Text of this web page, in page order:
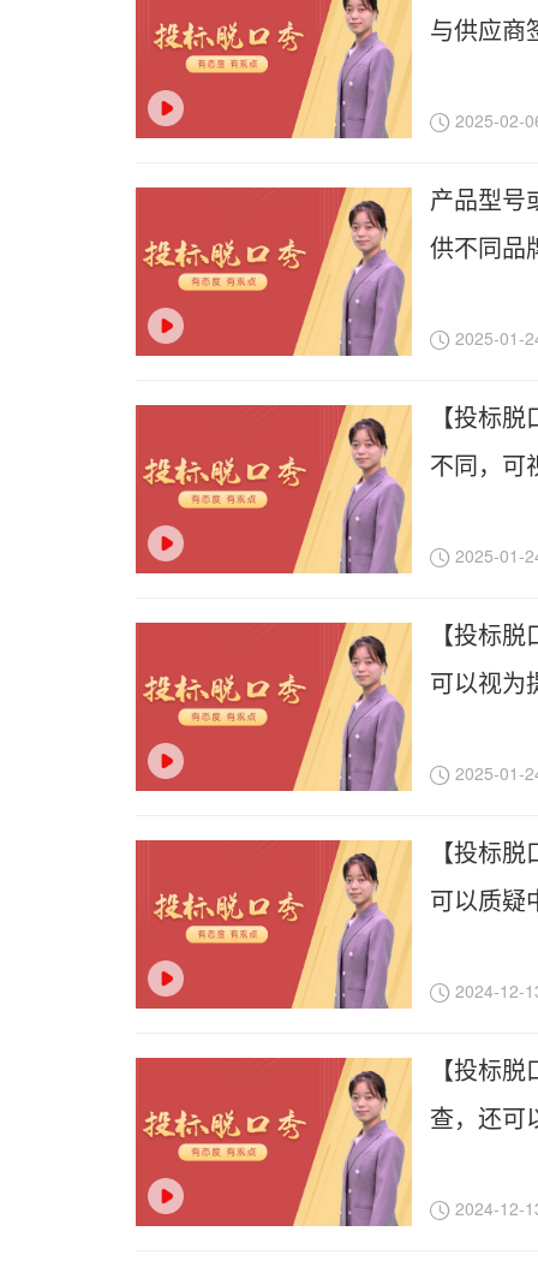
与供应商
2025-02-
产品型号
供不同品
2025-01-
【投标
不同，可
2025-01-
【投标
可以视为
2025-01-
【投标
可以质疑
2024-12-
【投标
查，还可
2024-12-